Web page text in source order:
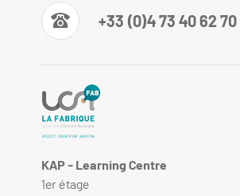
+33 (0)4 73 40 62 70
KAP - Learning Centre
1er étage